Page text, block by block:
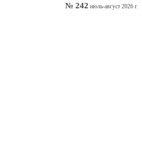
№ 242 июль-август 2026 г.